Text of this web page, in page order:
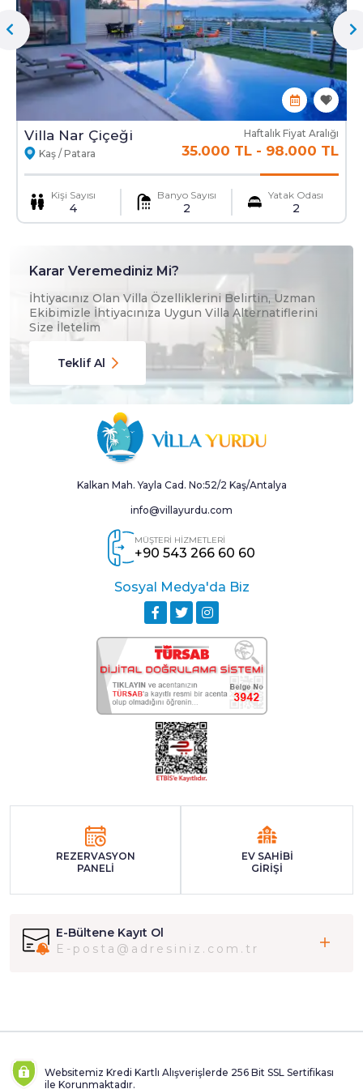
Ekstra Yatak Ekstra Temizlik
Mama Sandalyesi Ulaşım Hizmeti
Villa Nar Çiçeği
Kaş / Patara
Haftalık Fiyat Aralığı
35.000 TL - 98.000 TL
Kişi Sayısı
4
Banyo Sayısı
2
Yatak Odası
2
Karar Veremediniz Mi?
İhtiyacınız Olan Villa Özelliklerini Belirtin, Uzman
Ekibimizle İhtiyacınıza Uygun Villa Alternatiflerini
Size İletelim
Teklif Al
REZERVASYON
PANELİ
EV SAHİBİ
GİRİŞİ
Kalkan Mah. Yayla Cad. No:52/2 Kaş/Antalya
info@villayurdu.com
MÜŞTERİ HİZMETLERİ
+90 543 266 60 60
Sosyal Medya'da Biz
E-Bültene Kayıt Ol
Websitemiz Kredi Kartlı Alışverişlerde 256 Bit SSL Sertifikası
ile Korunmaktadır.